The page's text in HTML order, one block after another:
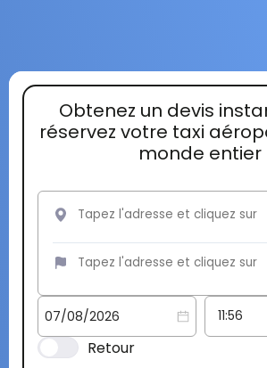
Obtenez un devis
réservez votre taxi
monde entier
Retour